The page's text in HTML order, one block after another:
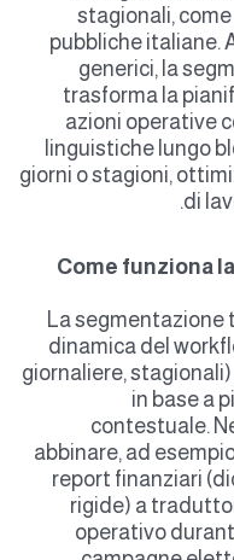
stagionali,
pubbliche italiane.
generici, la
trasforma la
azioni operative
linguistiche lungo
giorni o stagioni,
di
Come funziona
La segmentazione
dinamica del
giornaliere,
in base a
contestuale.
abbinare, ad
report finanziari
rigide) a
operativo